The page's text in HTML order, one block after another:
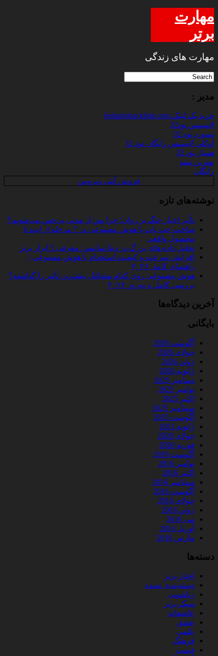
مهارت
برتر
مهارت های زندگی
مدیر :
خرید بک لینک behtarinbacklink.com
لایسنس نود32
پسورد نود 32
اوکلی لایسنس رایگان نود 32
همیار نود 32
بهترین سئو
رایگان
فروش آنتی ویروس
نوشته‌های تازه
تأثیر اخبار جنگ بر روان؛ چرا پس از مدتی بی‌حس می‌شویم؟
ساخت چت‌ بات با هوش مصنوعی در 7 مرحله از ایده تا
محصول واقعی
تحلیل داده‌ های بزرگ در دیتا ساینس: معرفی 5 ابزار برتر
افزایش سرعت و کیفیت استخدام با هوش مصنوعی |
راهنمای کامل ۲۰۲۶
هوش مصنوعی روی کدام مشاغل بیشترین تأثیر را گذاشته؟
بررسی کامل و به‌روز ۲۰۲۶
آخرین دیدگاه‌ها
بایگانی
آگوست 2026
جولای 2026
ژوئن 2026
ژانویه 2026
دسامبر 2025
نوامبر 2025
اکتبر 2025
سپتامبر 2025
آگوست 2025
ژانویه 2021
جولای 2020
فوریه 2020
آگوست 2019
نوامبر 2016
اکتبر 2016
سپتامبر 2016
آگوست 2016
جولای 2016
ژوئن 2016
می 2016
آوریل 2016
مارس 2016
دسته‌ها
اخبار برتر
دسته‌بندی نشده
زناشویی
سبک برتر
عاشقانه
عشق
علمی
فرهنگ
قیمت